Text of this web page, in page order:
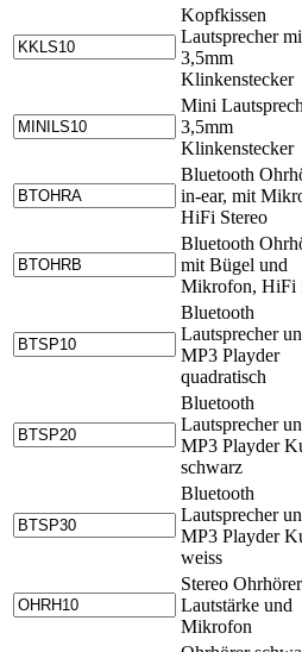
Kopfkissen
Lautsprecher
3,5mm
Klinkenstecker
Mini
3,5mm
Klinkenstecker
Bluetooth
in-ear, mit
HiFi Stereo
Bluetooth
mit Bügel und
Mikrofon, HiFi
Bluetooth
Lautsprecher
MP3 Playder
quadratisch
Bluetooth
Lautsprecher
MP3 Playder
schwarz
Bluetooth
Lautsprecher
MP3 Playder
weiss
Stereo
Lautstärke und
Mikrofon